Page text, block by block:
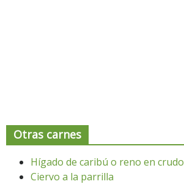
Otras carnes
Hígado de caribú o reno en crudo
Ciervo a la parrilla